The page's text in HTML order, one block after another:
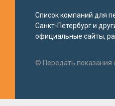
Список компаний для
Санкт-Петербург и
официальные сайты,
© Передать показания